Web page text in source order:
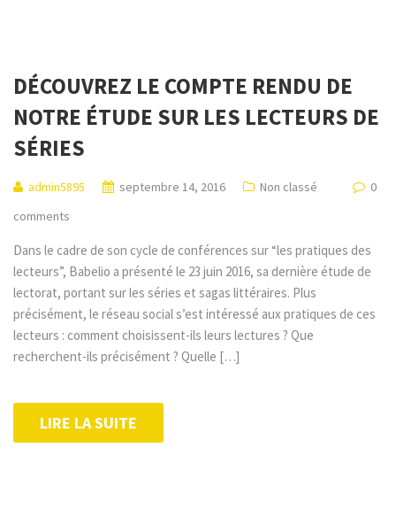
DÉCOUVREZ LE COMPTE RENDU DE
NOTRE ÉTUDE SUR LES LECTEURS DE
SÉRIES
admin5895 septembre 14, 2016 Non classé
0
comments
Dans le cadre de son cycle de conférences sur “les pratiques des
lecteurs”, Babelio a présenté le 23 juin 2016, sa dernière étude de
lectorat, portant sur les séries et sagas littéraires. Plus
précisément, le réseau social s’est intéressé aux pratiques de ces
lecteurs : comment choisissent-ils leurs lectures ? Que
recherchent-ils précisément ? Quelle […]
LIRE LA SUITE